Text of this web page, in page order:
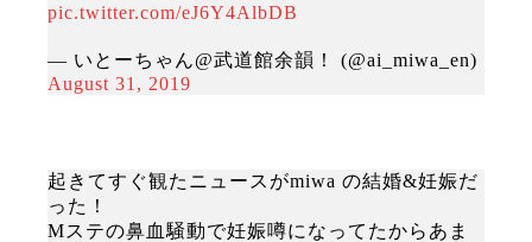
pic.twitter.com/eJ6Y4AlbDB
— いとーちゃん@武道館余韻！ (@ai_miwa_en)
August 31, 2019
起きてすぐ観たニュースがmiwa の結婚&妊娠だ
った！
Mステの鼻血騒動で妊娠噂になってたからあま